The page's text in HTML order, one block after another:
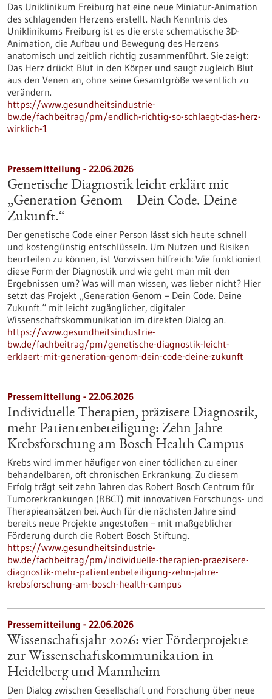
Das Uniklinikum Freiburg hat eine neue Miniatur-Animation
des schlagenden Herzens erstellt. Nach Kenntnis des
Uniklinikums Freiburg ist es die erste schematische 3D-
Animation, die Aufbau und Bewegung des Herzens
anatomisch und zeitlich richtig zusammenführt. Sie zeigt:
Das Herz drückt Blut in den Körper und saugt zugleich Blut
aus den Venen an, ohne seine Gesamtgröße wesentlich zu
verändern.
https://www.gesundheitsindustrie-
bw.de/fachbeitrag/pm/endlich-richtig-so-schlaegt-das-herz-
wirklich-1
Pressemitteilung - 22.06.2026
Genetische Diagnostik leicht erklärt mit
„Generation Genom – Dein Code. Deine
Zukunft.“
Der genetische Code einer Person lässt sich heute schnell
und kostengünstig entschlüsseln. Um Nutzen und Risiken
beurteilen zu können, ist Vorwissen hilfreich: Wie funktioniert
diese Form der Diagnostik und wie geht man mit den
Ergebnissen um? Was will man wissen, was lieber nicht? Hier
setzt das Projekt „Generation Genom – Dein Code. Deine
Zukunft.“ mit leicht zugänglicher, digitaler
Wissenschaftskommunikation im direkten Dialog an.
https://www.gesundheitsindustrie-
bw.de/fachbeitrag/pm/genetische-diagnostik-leicht-
erklaert-mit-generation-genom-dein-code-deine-zukunft
Pressemitteilung - 22.06.2026
Individuelle Therapien, präzisere Diagnostik,
mehr Patientenbeteiligung: Zehn Jahre
Krebsforschung am Bosch Health Campus
Krebs wird immer häufiger von einer tödlichen zu einer
behandelbaren, oft chronischen Erkrankung. Zu diesem
Erfolg trägt seit zehn Jahren das Robert Bosch Centrum für
Tumorerkrankungen (RBCT) mit innovativen Forschungs- und
Therapieansätzen bei. Auch für die nächsten Jahre sind
bereits neue Projekte angestoßen – mit maßgeblicher
Förderung durch die Robert Bosch Stiftung.
https://www.gesundheitsindustrie-
bw.de/fachbeitrag/pm/individuelle-therapien-praezisere-
diagnostik-mehr-patientenbeteiligung-zehn-jahre-
krebsforschung-am-bosch-health-campus
Pressemitteilung - 22.06.2026
Wissenschaftsjahr 2026: vier Förderprojekte
zur Wissenschaftskommunikation in
Heidelberg und Mannheim
Den Dialog zwischen Gesellschaft und Forschung über neue